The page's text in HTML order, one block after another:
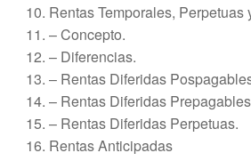
Rentas Temporales, Perpetuas
– Concepto.
– Diferencias.
– Rentas Diferidas
– Rentas Diferidas
– Rentas Diferidas Perpetuas.
Rentas Anticipadas